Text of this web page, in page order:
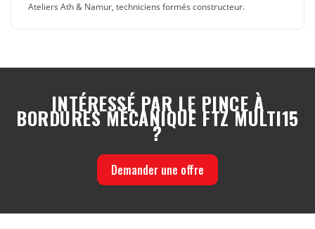
Ateliers Ath & Namur, techniciens formés constructeur.
INTÉRESSÉ PAR LE PINCE À
BORDURES MÉCANIQUE FTZ MULTI15
?
Demander une offre